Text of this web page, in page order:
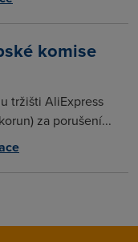
komise
tržišti AliExpress
za porušení...